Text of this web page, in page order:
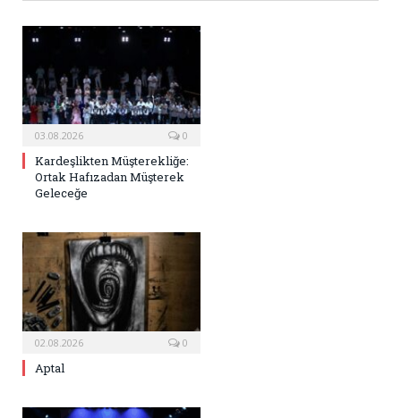
03.08.2026 0
Kardeşlikten Müşterekliğe:
Ortak Hafızadan Müşterek
Geleceğe
02.08.2026 0
Aptal